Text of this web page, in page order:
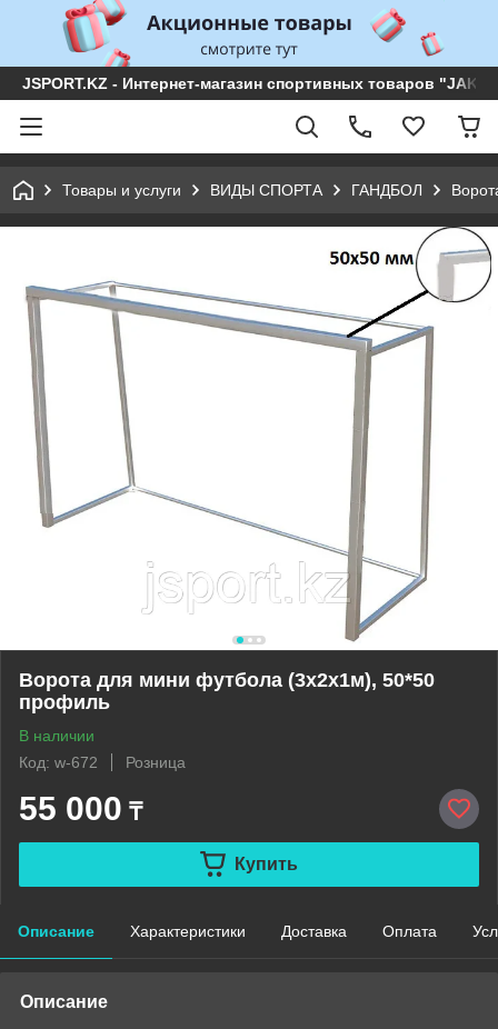
JSPORT.KZ - Интернет-магазин спортивных товаров
Товары и услуги ВИДЫ СПОРТА ГАНДБОЛ
Ворота для мини футбола (3х2х1м), 50*50
профиль
В наличии
Код: w-672
Розница
55 000 ₸
Купить
Описание Характеристики Доставка Оплата
Описание